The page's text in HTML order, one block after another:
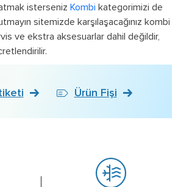
isterseniz Kombi kategorimizi de
sitemizde karşılaşacağınız kombi
ve ekstra aksesuarlar dahil değildir,
Ürün Fişi